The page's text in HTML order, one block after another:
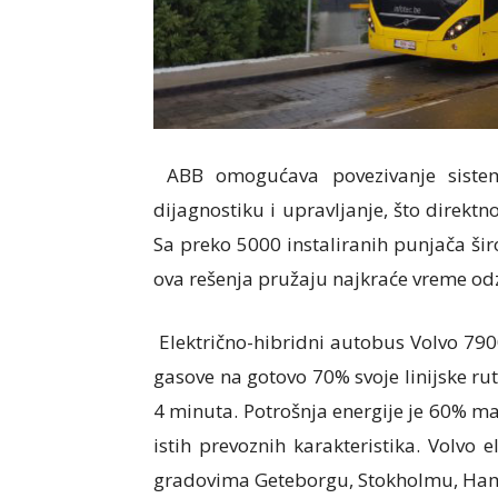
ABB omogućava povezivanje
dijagnostiku i upravljanje, što
Sa preko 5000 instaliranih punjača
ova rešenja pružaju najkraće vreme
Električno-hibridni autobus Volvo
gasove na gotovo 70% svoje linijske
4 minuta. Potrošnja energije je 60%
istih prevoznih karakteristika. Volvo
gradovima Geteborgu, Stokholmu,